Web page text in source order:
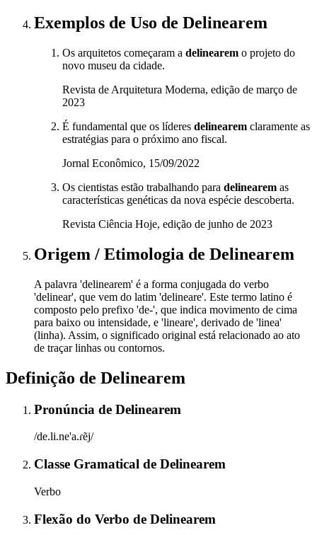
Exemplos de Uso de Delinearem
Os arquitetos começaram a delinearem o projeto do
novo museu da cidade.
Revista de Arquitetura Moderna, edição de março de
2023
É fundamental que os líderes delinearem claramente as
estratégias para o próximo ano fiscal.
Jornal Econômico, 15/09/2022
Os cientistas estão trabalhando para delinearem as
características genéticas da nova espécie descoberta.
Revista Ciência Hoje, edição de junho de 2023
Origem / Etimologia de Delinearem
A palavra 'delinearem' é a forma conjugada do verbo
'delinear', que vem do latim 'delineare'. Este termo latino é
composto pelo prefixo 'de-', que indica movimento de cima
para baixo ou intensidade, e 'lineare', derivado de 'linea'
(linha). Assim, o significado original está relacionado ao ato
de traçar linhas ou contornos.
Definição de Delinearem
Pronúncia de Delinearem
/de.li.ne'a.ɾẽj/
Classe Gramatical de Delinearem
Verbo
Flexão do Verbo de Delinearem